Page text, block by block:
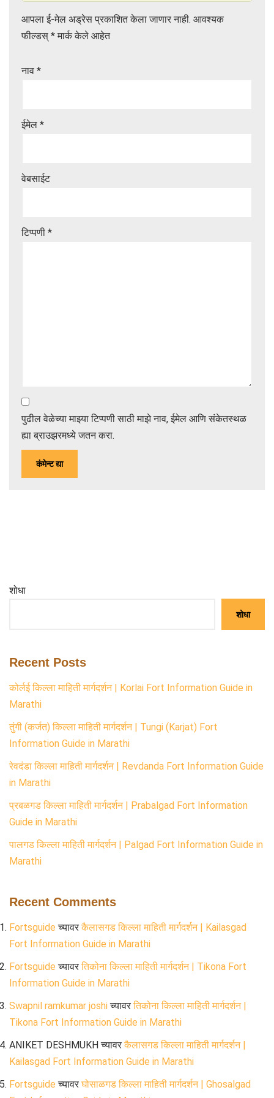
A
p
e
आपला ई-मेल अड्रेस प्रकाशित केला जाणार नाही. आवश्यक
फील्डस् *मार्क केले आहेत
नाव *
ईमेल *
वेबसाईट
टिप्पणी *
पुढील वेळेच्या माझ्या टिप्पणी साठी माझे नाव, ईमेल आणि संकेतस्थळ
ह्या ब्राउझरमध्ये जतन करा.
शोधा
शोधा
Recent Posts
कोर्लई किल्ला माहिती मार्गदर्शन | Korlai Fort Information Guide in
Marathi
तुंगी (कर्जत) किल्ला माहिती मार्गदर्शन | Tungi (Karjat) Fort
Information Guide in Marathi
रेवदंडा किल्ला माहिती मार्गदर्शन | Revdanda Fort Information Guide
in Marathi
प्रबळगड किल्ला माहिती मार्गदर्शन | Prabalgad Fort Information
Guide in Marathi
पालगड किल्ला माहिती मार्गदर्शन | Palgad Fort Information Guide in
Marathi
Recent Comments
Fortsguide च्यावरकैलासगड किल्ला माहिती मार्गदर्शन | Kailasgad
Fort Information Guide in Marathi
Fortsguide च्यावरतिकोना किल्ला माहिती मार्गदर्शन | Tikona Fort
Information Guide in Marathi
Swapnil ramkumar joshiच्यावरतिकोना किल्ला माहिती मार्गदर्शन |
Tikona Fort Information Guide in Marathi
ANIKET DESHMUKH च्यावरकैलासगड किल्ला माहिती मार्गदर्शन |
Kailasgad Fort Information Guide in Marathi
Fortsguide च्यावरघोसाळगड किल्ला माहिती मार्गदर्शन | Ghosalgad